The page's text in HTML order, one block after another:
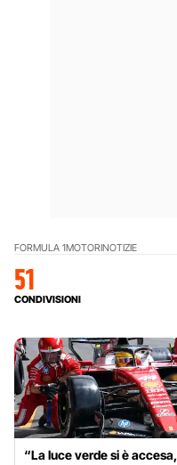
FORMULA 1MOTORINOTIZIE
51
CONDIVISIONI
“La luce verde si è accesa,